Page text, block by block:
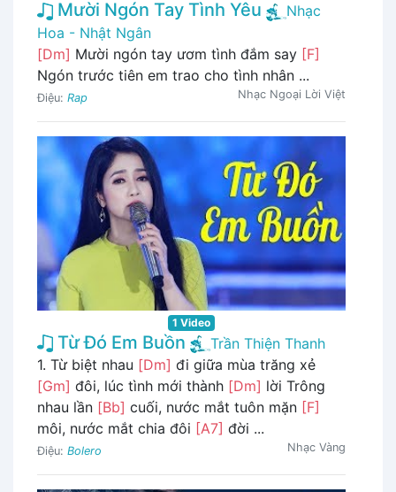
Mười Ngón Tay Tình Yêu
Nhạc
Hoa - Nhật Ngân
[Dm] Mười ngón tay ươm tình đắm say [F]
Ngón trước tiên em trao cho tình nhân ...
Điệu: Rap Nhạc Ngoại Lời Việt
1 Video
Từ Đó Em Buồn
Trần Thiện Thanh
1. Từ biệt nhau [Dm] đi giữa mùa trăng xẻ
[Gm] đôi, lúc tình mới thành [Dm] lời Trông
nhau lần [Bb] cuối, nước mắt tuôn mặn [F]
môi, nước mắt chia đôi [A7] đời ...
Điệu: Bolero Nhạc Vàng